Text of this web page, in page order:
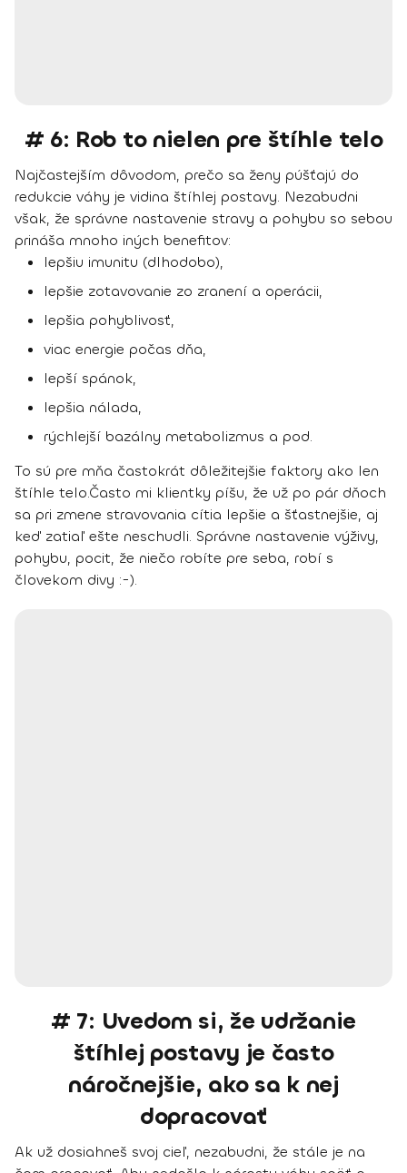
# 6: Rob to nielen pre štíhle telo
Najčastejším dôvodom, prečo sa ženy púšťajú do
redukcie váhy je vidina štíhlej postavy. Nezabudni
však, že správne nastavenie stravy a pohybu so sebou
prináša mnoho iných benefitov:
lepšiu imunitu (dlhodobo),
lepšie zotavovanie zo zranení a operácii,
lepšia pohyblivosť,
viac energie počas dňa,
lepší spánok,
lepšia nálada,
rýchlejší bazálny metabolizmus a pod.
To sú pre mňa častokrát dôležitejšie faktory ako len
štíhle telo.Často mi klientky píšu, že už po pár dňoch
sa pri zmene stravovania cítia lepšie a šťastnejšie, aj
keď zatiaľ ešte neschudli. Správne nastavenie výživy,
pohybu, pocit, že niečo robíte pre seba, robí s
človekom divy :-).
# 7: Uvedom si, že udržanie
štíhlej postavy je často
náročnejšie, ako sa k nej
dopracovať
Ak už dosiahneš svoj cieľ, nezabudni, že stále je na